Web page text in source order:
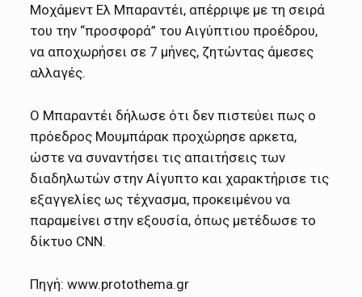
Μοχάμεντ Ελ Μπαραντέι, απέρριψε με τη σειρά
του την “προσφορά” του Αιγύπτιου προέδρου,
να αποχωρήσει σε 7 μήνες, ζητώντας άμεσες
αλλαγές.
Ο Μπαραντέι δήλωσε ότι δεν πιστεύει πως ο
πρόεδρος Μουμπάρακ προχώρησε αρκετα,
ώστε να συναντήσει τις απαιτήσεις των
διαδηλωτών στην Αίγυπτο και χαρακτήρισε τις
εξαγγελίες ως τέχνασμα, προκειμένου να
παραμείνει στην εξουσία, όπως μετέδωσε το
δίκτυο CNN.
Πηγή: www.protothema.gr